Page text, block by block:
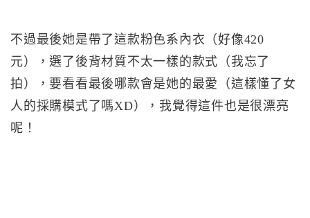
不過最後她是帶了這款粉色系內衣（好像420
元），選了後背材質不太一樣的款式（我忘了
拍），要看看最後哪款會是她的最愛（這樣懂了女
人的採購模式了嗎XD），我覺得這件也是很漂亮
呢！